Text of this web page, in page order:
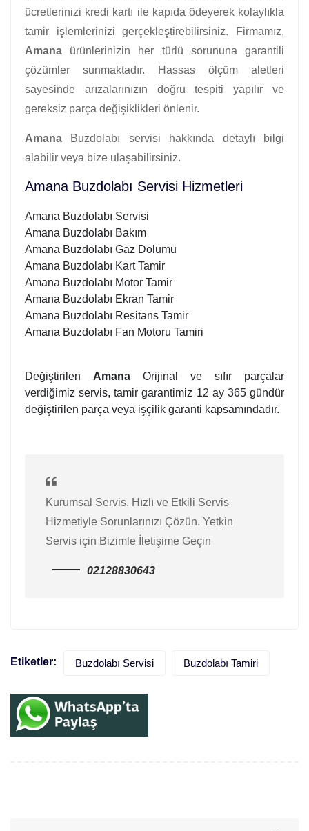
ücretlerinizi kredi kartı ile kapıda ödeyerek kolaylıkla
tamir işlemlerinizi gerçekleştirebilirsiniz. Firmamız,
Amana ürünlerinizin her türlü sorununa garantili
çözümler sunmaktadır. Hassas ölçüm aletleri
sayesinde arızalarınızın doğru tespiti yapılır ve
gereksiz parça değişiklikleri önlenir.
Amana Buzdolabı servisi hakkında detaylı bilgi
alabilir veya bize ulaşabilirsiniz.
Amana Buzdolabı Servisi Hizmetleri
Amana Buzdolabı Servisi
Amana Buzdolabı Bakım
Amana Buzdolabı Gaz Dolumu
Amana Buzdolabı Kart Tamir
Amana Buzdolabı Motor Tamir
Amana Buzdolabı Ekran Tamir
Amana Buzdolabı Resitans Tamir
Amana Buzdolabı Fan Motoru Tamiri
Değiştirilen Amana Orijinal ve sıfır parçalar
verdiğimiz servis, tamir garantimiz 12 ay 365 gündür
değiştirilen parça veya işçilik garanti kapsamındadır.
Kurumsal Servis. Hızlı ve Etkili Servis
Hizmetiyle Sorunlarınızı Çözün. Yetkin
Servis için Bizimle İletişime Geçin
02128830643
Etiketler: Buzdolabı Servisi Buzdolabı Tamiri